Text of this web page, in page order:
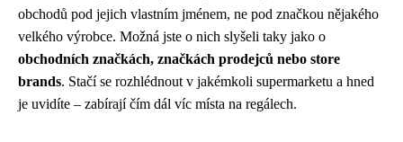
obchodů pod jejich vlastním jménem, ne pod značkou nějakého
velkého výrobce. Možná jste o nich slyšeli taky jako o
obchodních značkách, značkách prodejců nebo store
brands. Stačí se rozhlédnout v jakémkoli supermarketu a hned
je uvidíte – zabírají čím dál víc místa na regálech.